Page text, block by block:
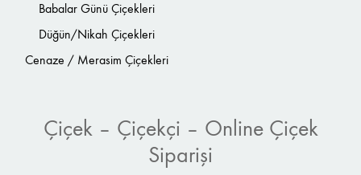
Babalar Günü Çiçekleri
Düğün/Nikah Çiçekleri
Cenaze / Merasim Çiçekleri
Çiçek – Çiçekçi – Online Çiçek
Siparişi